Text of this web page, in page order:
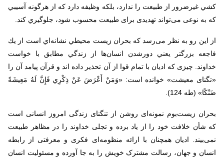
كشي غيرضرور از طبيعت را ندارد، بلكه وظيفه دارد كه از هرگونه آسيبي
که به نوعی می‌تواند تهدیدی برای طبيعت محسوب شود، جلوگيري كند.
از این رو به‌ نظر می‌رسد که بحران‌ زيست ‌محيطي‌ نشانه‌اي‌ است‌ از يك‌
فاجعه‌ بزرگتر يعني‌ دورشدن‌ انسان‌ها از زندگي مطابق‌ با خواست‌
خداوند. چیزی که ادیان با تمام قوا از آن تحذیر داده اند و قرآن پیامد آن را
«تگنای معیشت» خوانده است: «وَمَنْ أَعْرَضَ عَنْ ذِكْرِي فَإِنَّ لَهُ مَعِيشَةً
ضَنْكًا» (طه 124).
بحران زیست‌بوم نمونه‌ای روشن از تنگنای زندگی امروز انسانی است
که شأن خلافت خود را از یاد برده و تجلی خداوند را در مظاهر طبیعت
نمی‌بیند. ادیان همچنان با ارائه منظومه‌ای فکری و معرفتی از رابطه
انسان و جهان، رسالت مشترک خویش را به جا آورده‌ و مسئولیت انسان